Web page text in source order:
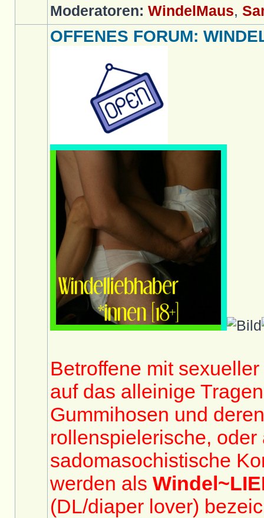
Moderatoren: WindelMaus,
OFFENES FORUM:
Betroffene mit
auf das alleinige
Gummihosen und
rollenspielerische, oder
sadomasochistische
werden als
(DL/diaper lover)